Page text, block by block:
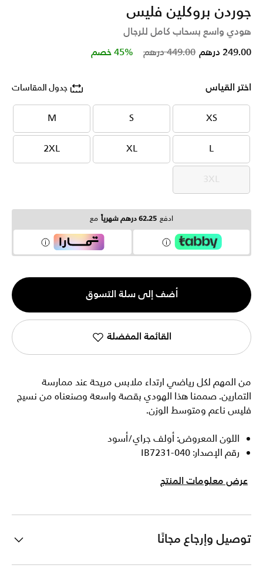
جوردن بروكلين فليس
هودي واسع بسحاب كامل للرجال
Price reduced from
449.00 درهم to 249.00 درهم 45% خصم
اختر القياس جدول المقاسات
XS
XS
S
S
M
M
L
L
XL
XL
2XL
2XL
3XL
3XL
ادفع 62.25 درهم شهرياً مع
الكمية
1
أضف إلى سلة التسوق
القائمة المفضلة
من المهم لكل رياضي ارتداء ملابس مريحة عند ممارسة
التمارين. صممنا هذا الهودي بقصة واسعة وصنعناه من نسيج
فليس ناعم ومتوسط الوزن.
اللون المعروض: أولف جراي/أسود
رقم الإصدار: IB7231-040
عرض معلومات المنتج
توصيل وإرجاع مجانًا